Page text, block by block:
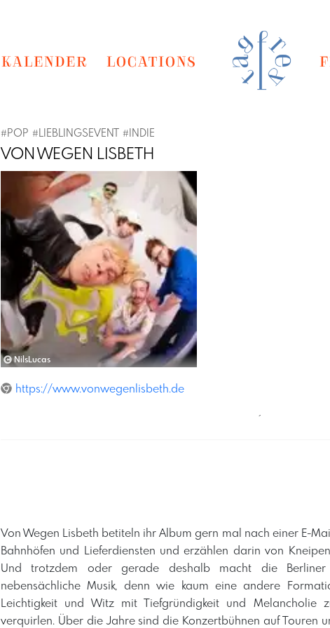
KALENDER LOCATIONS
#POP #LIEBLINGSEVENT # INDIE
VON WEGEN LISBETH
NilsLucas
Previous Next
https://www.vonwegenlisbeth.de
´
Von Wegen Lisbeth betiteln ihr Album gern mal nach einer E-
Bahnhöfen und Lieferdiensten und erzählen darin von
Und trotzdem oder gerade deshalb macht die Berliner
nebensächliche Musik, denn wie kaum eine andere
Leichtigkeit und Witz mit Tiefgründigkeit und Melancholie
verquirlen. Über die Jahre sind die Konzertbühnen auf Touren